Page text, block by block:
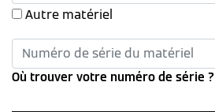
Autre matériel
Où trouver votre numéro de série ?